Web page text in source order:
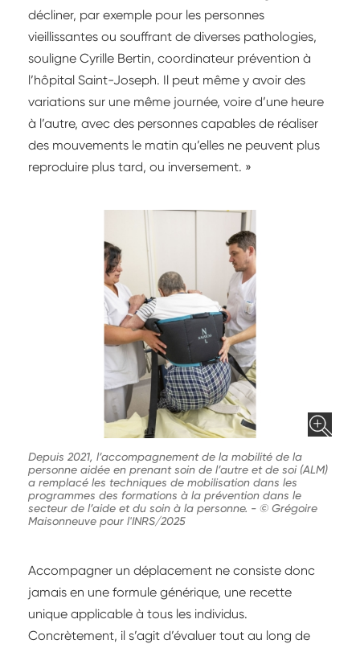
décliner, par exemple pour les personnes
vieillissantes ou souffrant de diverses pathologies,
souligne Cyrille Bertin, coordinateur prévention à
l’hôpital Saint-Joseph. Il peut même y avoir des
variations sur une même journée, voire d’une heure
à l’autre, avec des personnes capables de réaliser
des mouvements le matin qu’elles ne peuvent plus
reproduire plus tard, ou inversement. »
Depuis 2021, l’accompagnement de la mobilité de la
personne aidée en prenant soin de l’autre et de soi (ALM)
a remplacé les techniques de mobilisation dans les
programmes des formations à la prévention dans le
secteur de l’aide et du soin à la personne. - © Grégoire
Maisonneuve pour l'INRS/2025
Accompagner un déplacement ne consiste donc
jamais en une formule générique, une recette
unique applicable à tous les individus.
Concrètement, il s’agit d’évaluer tout au long de